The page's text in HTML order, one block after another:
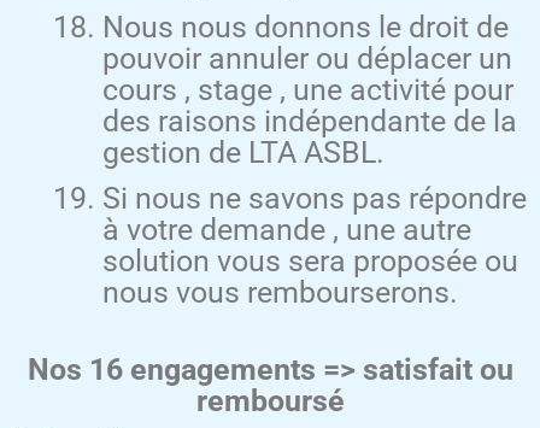
Nous nous donnons le droit de
pouvoir annuler ou déplacer un
cours , stage , une activité pour
des raisons indépendante de la
gestion de LTA ASBL.
Si nous ne savons pas répondre
à votre demande , une autre
solution vous sera proposée ou
nous vous rembourserons.
Nos 16 engagements => satisfait ou
remboursé